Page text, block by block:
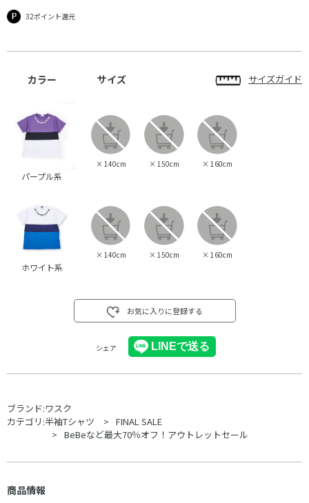
32ポイント還元
カラー サイズ サイズガイド
パープル系
× 140cm × 150cm × 160cm
ホワイト系
× 140cm × 150cm × 160cm
お気に入りに登録する
シェア
ブランド:ワスク
カテゴリ:半袖Tシャツ
FINAL SALE
BeBeなど最大70％オフ！アウトレットセール
商品情報